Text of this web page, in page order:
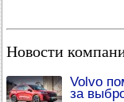
Новости
Volvo
за